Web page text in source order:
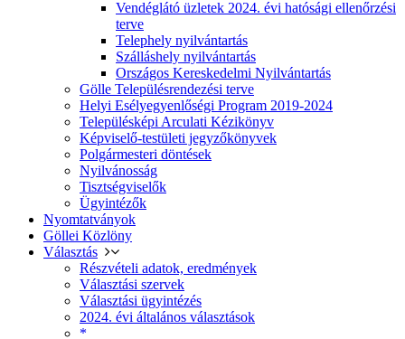
Vendéglátó üzletek 2024. évi hatósági ellenőrzési
terve
Telephely nyilvántartás
Szálláshely nyilvántartás
Országos Kereskedelmi Nyilvántartás
Gölle Településrendezési terve
Helyi Esélyegyenlőségi Program 2019-2024
Településképi Arculati Kézikönyv
Képviselő-testületi jegyzőkönyvek
Polgármesteri döntések
Nyilvánosság
Tisztségviselők
Ügyintézők
Nyomtatványok
Göllei Közlöny
Választás
Részvételi adatok, eredmények
Választási szervek
Választási ügyintézés
2024. évi általános választások
*